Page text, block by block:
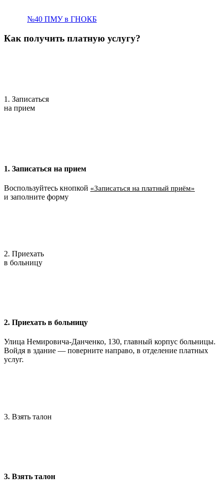
№40 ПМУ в ГНОКБ
Как получить платную услугу?
1. Записаться
на прием
1. Записаться на прием
Воспользуйтесь кнопкой «Записаться на платный приём»
и заполните форму
2. Приехать
в больницу
2. Приехать в больницу
Улица Немировича-Данченко, 130, главный корпус больницы.
Войдя в здание — поверните направо, в отделение платных
услуг.
3. Взять талон
3. Взять талон